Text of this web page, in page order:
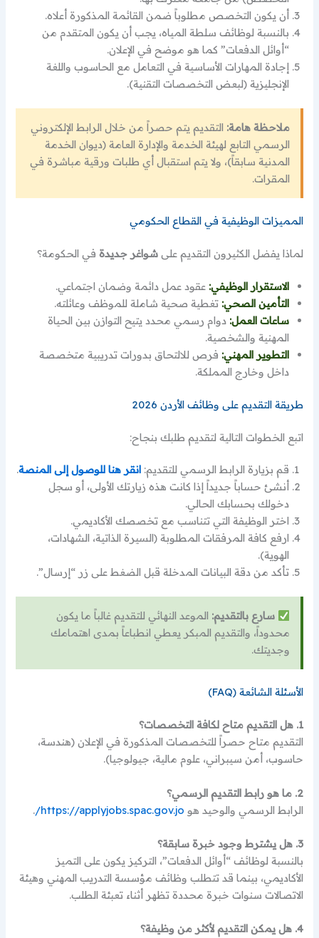
أن يكون التخصص مطلوباً ضمن القائمة المذكورة أعلاه.
بالنسبة لوظائف سلطة المياه، يجب أن يكون المتقدم من
“أوائل الدفعات” كما هو موضح في الإعلان.
إجادة المهارات الأساسية في التعامل مع الحاسوب واللغة
الإنجليزية (لبعض التخصصات التقنية).
ملاحظة هامة: التقديم يتم حصراً من خلال الرابط الإلكتروني
الرسمي التابع لهيئة الخدمة والإدارة العامة (ديوان الخدمة
المدنية سابقاً)، ولا يتم استقبال أي طلبات ورقية مباشرة في
المقرات.
المميزات الوظيفية في القطاع الحكومي
لماذا يفضل الكثيرون التقديم علىشواغر جديدة في الحكومة؟
الاستقرار الوظيفي: عقود عمل دائمة وضمان اجتماعي.
التأمين الصحي: تغطية صحية شاملة للموظف وعائلته.
ساعات العمل: دوام رسمي محدد يتيح التوازن بين الحياة
المهنية والشخصية.
التطوير المهني: فرص للالتحاق بدورات تدريبية متخصصة
داخل وخارج المملكة.
طريقة التقديم على وظائف الأردن 2026
اتبع الخطوات التالية لتقديم طلبك بنجاح:
قم بزيارة الرابط الرسمي للتقديم:انقر هنا للوصول إلى المنصة.
أنشئ حساباً جديداً إذا كانت هذه زيارتك الأولى، أو سجل
دخولك بحسابك الحالي.
اختر الوظيفة التي تتناسب مع تخصصك الأكاديمي.
ارفع كافة المرفقات المطلوبة (السيرة الذاتية، الشهادات،
الهوية).
تأكد من دقة البيانات المدخلة قبل الضغط على زر “إرسال”.
سارع بالتقديم: الموعد النهائي للتقديم غالباً ما يكون
محدوداً، والتقديم المبكر يعطي انطباعاً بمدى اهتمامك
وجديتك.
الأسئلة الشائعة (FAQ)
1. هل التقديم متاح لكافة التخصصات؟
التقديم متاح حصراً للتخصصات المذكورة في الإعلان (هندسة،
حاسوب، أمن سيبراني، علوم مالية، جيولوجيا).
2. ما هو رابط التقديم الرسمي؟
الرابط الرسمي والوحيد هو https://applyjobs.spac.gov.jo/
.
3. هل يشترط وجود خبرة سابقة؟
بالنسبة لوظائف “أوائل الدفعات”، التركيز يكون على التميز
الأكاديمي، بينما قد تتطلب وظائف مؤسسة التدريب المهني وهيئة
الاتصالات سنوات خبرة محددة تظهر أثناء تعبئة الطلب.
4. هل يمكن التقديم لأكثر من وظيفة؟